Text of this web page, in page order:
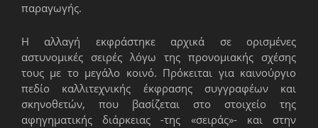
παραγωγής.
Η αλλαγή εκφράστηκε αρχικά σε ορισμένες
αστυνομικές σειρές λόγω της προνομιακής σχέσης
τους με το μεγάλο κοινό. Πρόκειται για καινούργιο
πεδίο καλλιτεχνικής έκφρασης συγ­γραφέων και
σκηνοθετών, που βασίζεται στο στοιχείο της
αφηγηματικής διάρκειας -της «σειράς»- και στην